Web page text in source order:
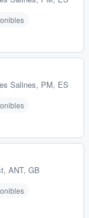
Salines, PM, ES
ANT, GB